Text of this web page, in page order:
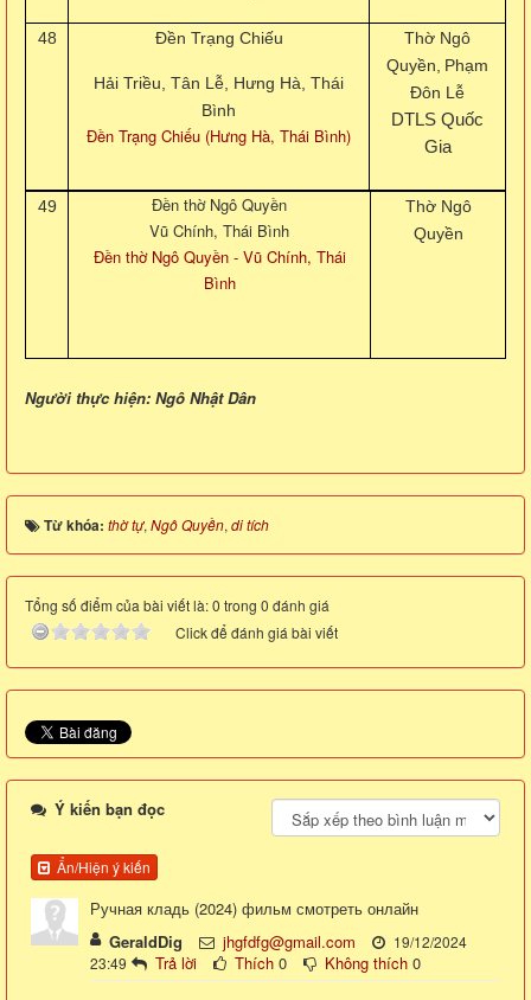
48 Đền Trạng Chiếu
Hải Triều, Tân Lễ, Hưng Hà, Thái
Bình
Đền Trạng Chiếu (Hưng Hà, Thái Bình)
Thờ Ngô
Quyền, Phạm
Đôn Lễ
DTLS Quốc
Gia
49
Đền thờ Ngô Quyền
Vũ Chính, Thái Bình
Đền thờ Ngô Quyền - Vũ Chính, Thái
Bình
Thờ Ngô
Quyền
Người thực hiện: Ngô Nhật Dân
Từ khóa: thờ tự, Ngô Quyền, di tích
Tổng số điểm của bài viết là: 0 trong 0 đánh giá
Click để đánh giá bài viết
Ý kiến bạn đọc
Ẩn/Hiện ý kiến
Ручная кладь (2024) фильм смотреть онлайн
GeraldDig
jhgfdfg@gmail.com
19/12/2024
23:49
Trả lời Thích 0 Không thích 0